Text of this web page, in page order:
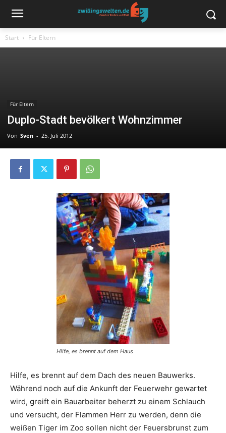
Start Für Eltern
Für Eltern
Duplo-Stadt bevölkert Wohnzimmer
Von Sven - 25. Juli 2012
Hilfe, es brennt auf dem Haus
Hilfe, es brennt auf dem Dach des neuen Bauwerks.
Während noch auf die Ankunft der Feuerwehr gewartet
wird, greift ein Bauarbeiter beherzt zu einem Schlauch
und versucht, der Flammen Herr zu werden, denn die
weißen Tiger im Zoo sollen nicht der Feuersbrunst zum